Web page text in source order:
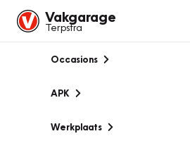
Vakgarage
Terpstra
Occasions
APK
Werkplaats